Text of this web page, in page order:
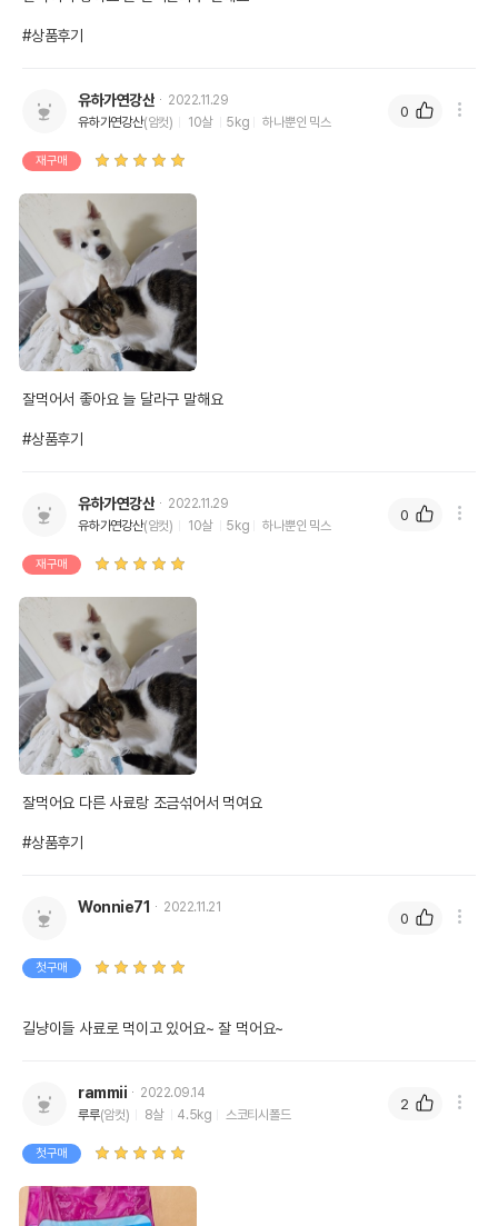
#상품후기
유하가연강산
2022.11.29
유하가연강산(암컷) 10살 5kg 하나뿐인 믹스
재구매
잘먹어서 좋아요 늘 달라구 말해요
#상품후기
0
유하가연강산
2022.11.29
유하가연강산(암컷) 10살 5kg 하나뿐인 믹스
재구매
잘먹어요 다른 사료랑 조금섞어서 먹여요
#상품후기
0
Wonnie71 2022.11.21
첫구매
길냥이들 사료로 먹이고 있어요~ 잘 먹어요~
0
rammii
2022.09.14
루루(암컷) 8살 4.5kg 스코티시폴드
첫구매
2